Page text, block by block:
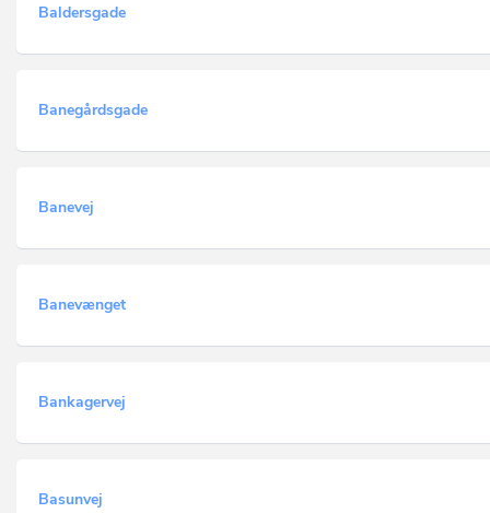
Baldersgade
Banegårdsgade
Banevej
Banevænget
Bankagervej
Basunvej